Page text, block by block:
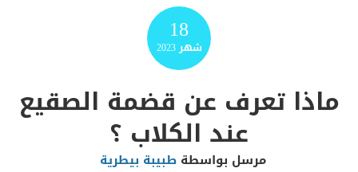
18
شهر2023
ماذا تعرف عن قضمة الصقيع
عند الكلاب ؟
مرسل بواسطة طبيبة بيطرية